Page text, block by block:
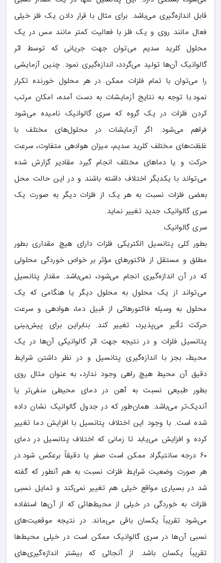
قابل اندازه‌گیری می‌باشد. برای مثال با قرار دادن یک فلز خیلی
فعال مانند روی و یک فلز با فعالیت کمتر مانند مس در یک
محلول کلرید سدیم می‌توان جهت جریانی که توسط اثر
گالوانیک آن‌ها تولید می‌گردد، اندازه‌گیری نمود. چنین آزمایشی
را می‌توان با تمام فلزات ممکن در هر محلول خورنده تکرار
نمود.با توجه به نتایج آزمایشات به دست آمده، امکان مرتب
کردن فلزات در یک گروه که سری گالوانیک نامیده می‌شود
فراهم می‌شود. اگر آزمایشات در محلول‌های مختلف با
غلظت‌های مختلف کلرید سدیم، میزان هوادهی متفاوت، سرعت
حرکت و یا دماهای مختلف انجام گیرد مقادیر گزارش شده
می‌تواند با یکدیگر اختلاف داشته باشند و در این حالت محل
بعضی فلزات نسبت به هر یک از فلزات دیگر به صورت یک
سری گالوانیک جدید تغییر نماید.
سری گالوانیک
بطور کلی پتانسیل الکتریکی فلزات دارای هیچ مقداری بطور
مطلق و مستقل از فاکتورهای مؤثر بر خواص خوردگی محلولی
که در آن اندازه‌گیری انجام می‌شود، نمی‌باشد. مقدار پتانسیل
می‌تواند از یک محلول به محلول دیگر یا هنگامی که یک
محلول به وسیله فاکتورهائی از قبیل دما، هوادهی و سرعت
حرکت تأثیر می‌پذیرد، تغییر کند. بنابراین برای پیش‌بینی
پتانسیل فلزات و در نتیجه جهت اثر گالوانیکی آن‌ها در یک
محیط، بجز با اندازه‌گیری پتانسیل و در نظر داشتن شرایط
دقیق آن محیط هیچ راهی وجود ندارد، به عنوان مثال روی
بطور طبیعی نسبت به آهن در دمای محیطی منفی‌تر یا
آندیک‌تر می‌باشد. همان‌طور که در جدول گالوانیک نشان داده
شده است. با وجود این اختلاف پتانسیل با افزایش دما تغییر
کرده و افزایش می‌یابد تا زمانی که اختلاف پتانسیل در دمای
۶٠ درجه سانتیگراد ممکن است صفر یا دقیقاً برعکس شود.در
هر صورت وضعیت شرایط فلزات نسبت به هم آنطور که گفته
شد در بسیاری مواقع خیلی هم تغییر نمی‌کند و تمایل نسبی
فلزات به خوردگی در خیلی از محیط‌هائی که از آن‌ها استفاده
می‌شود تقریباً یکسان باقی می‌ماند. در نتیجه موقعیت‌های
نسبی آن‌ها در سری گالوانیک ممکن است در خیلی محیط‌ها
تقریباً یکسان باشد. از آنجائی که بیشتر اندازه‌گیری‌های